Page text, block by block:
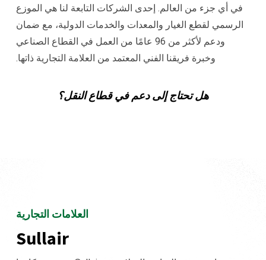
في أي جزء من العالم. إحدى الشركات التابعة لنا هي الموزع
الرسمي لقطع الغيار والمعدات والخدمات الدولية، مع ضمان
ودعم لأكثر من 96 عامًا من العمل في القطاع الصناعي
وخبرة فريقنا الفني المعتمد من العلامة التجارية ذاتها.
هل تحتاج إلى دعم في قطاع النقل؟
العلامات التجارية
Sullair